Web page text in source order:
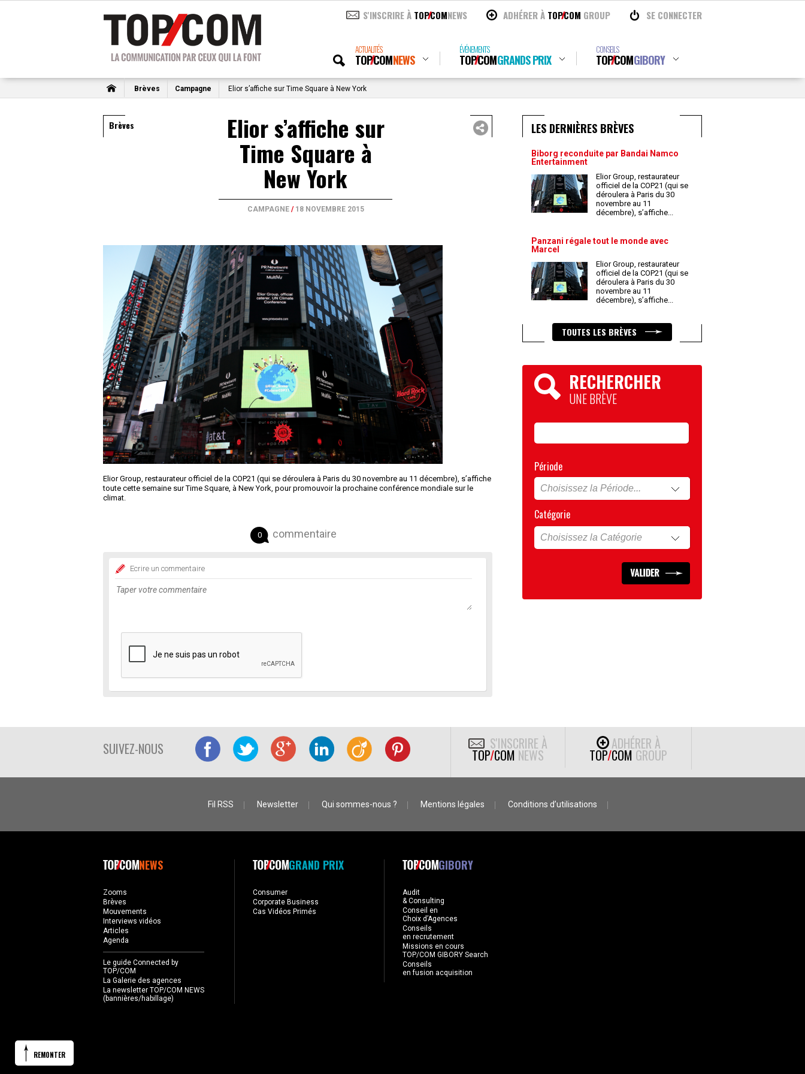
S'INSCRIRE À TOPCOMNEWS ADHÉRER À TOPCOM GROUP SE CONNECTER
ACTUALITÉS
TOPCOMNEWS
ÉVÉNEMENTS
TOPCOMGRANDS PRIX
CONSEILS
TOPCOMGIBORY
Brèves Campagne Elior s’affiche sur Time Square à New York
Brèves Elior s’affiche sur
Time Square à
New York
CAMPAGNE/ 18 NOVEMBRE 2015
Elior Group, restaurateur officiel de la COP21 (qui se déroulera à Paris du 30 novembre au 11 décembre), s’affiche
toute cette semaine sur Time Square, à New York, pour promouvoir la prochaine conférence mondiale sur le
climat.
0 commentaire
Ecrire un commentaire
LES DERNIÈRES BRÈVES
Biborg reconduite par Bandai Namco
Entertainment
Elior Group, restaurateur
officiel de la COP21 (qui se
déroulera à Paris du 30
novembre au 11
décembre), s’affiche...
Panzani régale tout le monde avec
Marcel
Elior Group, restaurateur
officiel de la COP21 (qui se
déroulera à Paris du 30
novembre au 11
décembre), s’affiche...
TOUTES LES BRÈVES
RECHERCHER
UNE BRÈVE
Période
Catégorie
SUIVEZ-NOUS S'INSCRIRE À
TOP/COM NEWS
ADHÉRER À
TOP/COM GROUP
Fil RSS Newsletter Qui sommes-nous ? Mentions légales Conditions d’utilisations
NEWS
Zooms
Brèves
Mouvements
Interviews vidéos
Articles
Agenda
Le guide Connected by
TOP/COM
La Galerie des agences
La newsletter TOP/COM NEWS
(bannières/habillage)
GRAND PRIX
Consumer
Corporate Business
Cas Vidéos Primés
GIBORY
Audit
& Consulting
Conseil en
Choix d’Agences
Conseils
en recrutement
Missions en cours
TOP/COM GIBORY Search
Conseils
en fusion acquisition
REMONTER